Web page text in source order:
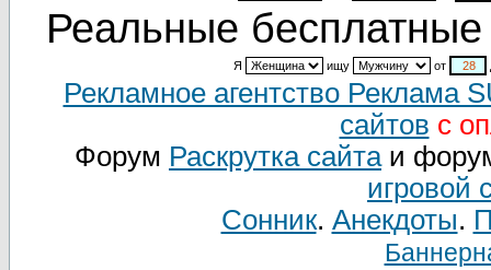
Реальные бесплатные
Я ищу от
Рекламное агентство Реклама
сайтов с
Форум Раскрутка сайтаи
игровой
Сонник. Анекдоты.